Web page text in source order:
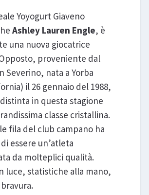
Yoyogurt Giaveno
Ashley Lauren Engle, è
una nuova giocatrice
proveniente dal
Severino, nata a Yorba
il 26 gennaio del 1988,
in questa stagione
classe cristallina.
fila del club campano ha
essere un’atleta
da molteplici qualità.
luce, statistiche alla mano,